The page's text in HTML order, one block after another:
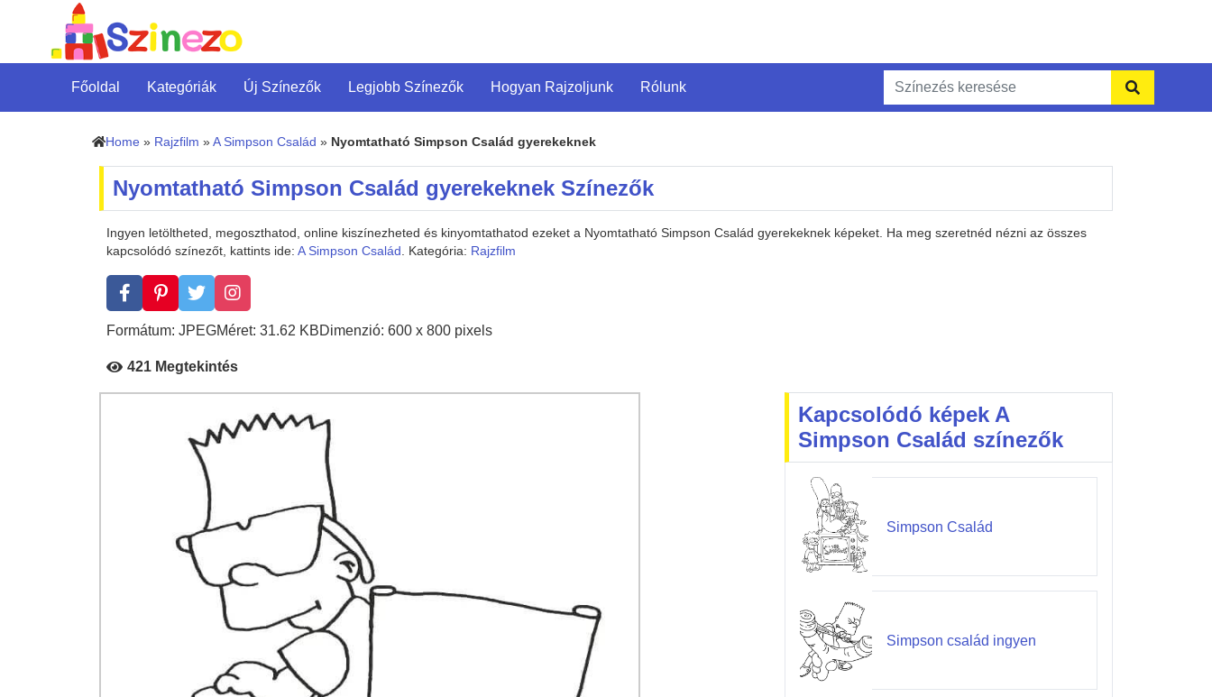
Főoldal Kategóriák Új Színezők Legjobb Színezők Hogyan Rajzoljunk Rólunk
Home » Rajzfilm » A Simpson Család » Nyomtatható Simpson Család gyerekeknek
Nyomtatható Simpson Család gyerekeknek Színezők
Ingyen letöltheted, megoszthatod, online kiszínezheted és kinyomtathatod ezeket a Nyomtatható Simpson Család gyerekeknek képeket. Ha meg szeretnéd nézni az összes
kapcsolódó színezőt, kattints ide: A Simpson Család . Kategória: Rajzfilm
Formátum: JPEGMéret: 31.62 KBDimenzió: 600 x 800 pixels
421 Megtekintés
Kapcsolódó képek A
Simpson Család színezők
Simpson Család
Simpson család ingyen